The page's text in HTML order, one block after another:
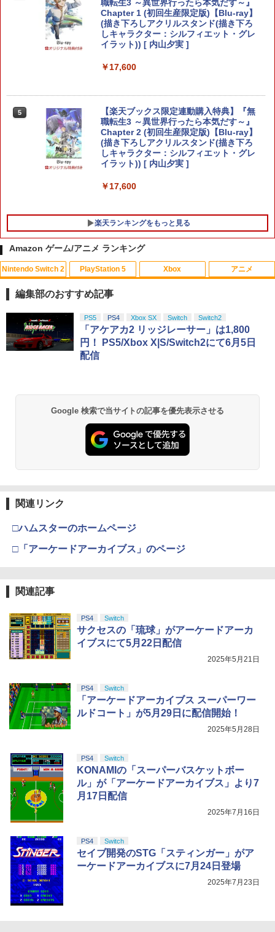
【特典】アナザーエデン ビギンズ Ninte
特典】シリアルコード)
アークシステムワークス 【Switch2】デ
イヴ・ザ・ダイバー COMPLETE EDITI
ON [NXS-P-A8XTC NSW2 デイブ ザ ダ
イバ- コンプリ-ト エディション]
￥5,740
入特典】ゲーム内デジタルアイテム（特
典スチル画像）)
￥5,507
￥5,640
【中古】【PS4】BIOHAZARD VILLAG
E【予約特典】武器パーツ「ラクーン
君」と「サバイバルリソースパック」が
手に入るプロダクトコード(無償)
￥1,310
職転生3 ～異世界行ったら本気だす～』
Chapter 1 (初回生産限定版)【Blu-ray】
(描き下ろしアクリルスタンド(描き下ろ
しキャラクター：シルフィエット・グレ
イラット)) [ 内山夕実 ]
￥17,600
5
【楽天ブックス限定連動購入特典】『無
職転生3 ～異世界行ったら本気だす～』
Chapter 2 (初回生産限定版)【Blu-ray】
(描き下ろしアクリルスタンド(描き下ろ
しキャラクター：シルフィエット・グレ
イラット)) [ 内山夕実 ]
￥17,600
楽天ランキングをもっと見る
Amazon ゲーム/アニメ ランキング
Nintendo Switch 2
スプラトゥーン レイダース|オンライン
コード版
スプラトゥーン レイダース -Switch2
5
ニンテンドープリペイド番号 5000円|オ
PlayStation 5
PlayStation 5 デジタル・エディション
日本語専用 Console Language: Japan
ese only (CFI-2200B01)
Beast of Reincarnation -PS5 【特典】
プロダクトコード 封入
￥7,286
￥11,849
￥10,737
5
【純正品】DualSense ワイヤレスコン
￥10,737
Xbox
Xbox プリペイドカード 10,000円 デジ
タルコード 【旧 Xbox ギフトカード】
[オンラインコード]
Xbox プリペイドカード 3,000円 デジタ
ルコード 【旧 Xbox ギフトカード】 [オ
ンラインコード]
￥3,000
￥8,300
5
Xbox プリペイドカード 5,000円 デジタ
￥5,000
アニメ
劇場版「鬼滅の刃」無限城編 第一章 猗
窩座再来 通常版 [Blu-ray]
劇場版「鬼滅の刃」無限城編 第一章 猗
窩座再来 通常版 [DVD]
￥3,523
￥8,698
￥8,589
劇場版「鬼滅の刃」無限城編 第一章 猗
￥7,828
編集部のおすすめ記事
PS5 PS4 Xbox SX Switch Switch2
「アケアカ2 リッジレーサー」は1,800
円！ PS5/Xbox X|S/Switch2にて6月5日
配信
Google 検索で当サイトの記事を優先表示させる
関連リンク
□ハムスターのホームページ
□「アーケードアーカイブス」のページ
関連記事
PS4 Switch
サクセスの「琉球」がアーケードアーカ
イブスにて5月22日配信
2025年5月21日
PS4 Switch
「アーケードアーカイブス スーパーワー
ルドコート」が5月29日に配信開始！
2025年5月28日
PS4 Switch
KONAMIの「スーパーバスケットボー
ル」が「アーケードアーカイブス」より7
月17日配信
2025年7月16日
PS4 Switch
セイブ開発のSTG「スティンガー」がア
ーケードアーカイブスに7月24日登場
2025年7月23日